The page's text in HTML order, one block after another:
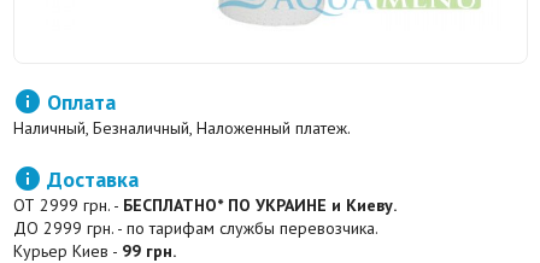
 Оплата
Наличный, Безналичный, Наложенный платеж.
 Доставка
ОТ 2999 грн. - БЕСПЛАТНО* ПО УКРАИНЕ и Киеву.
ДО 2999 грн. - по тарифам службы перевозчика.
Курьер Киев - 99 грн.